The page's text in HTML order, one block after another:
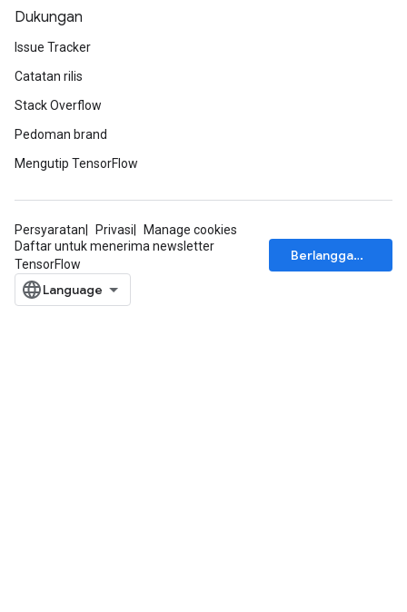
Dukungan
Issue Tracker
Catatan rilis
Stack Overflow
Pedoman brand
Mengutip TensorFlow
Persyaratan Privasi
Manage cookies
Daftar untuk menerima newsletter
TensorFlow
Berlangganan